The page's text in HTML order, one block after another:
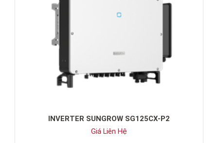
INVERTER SUNGROW SG125CX-P2
Giá Liên Hệ